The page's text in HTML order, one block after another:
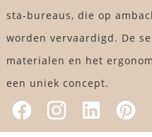
sta-bureaus, die op
worden vervaardigd. De
materialen en het
een uniek concept.